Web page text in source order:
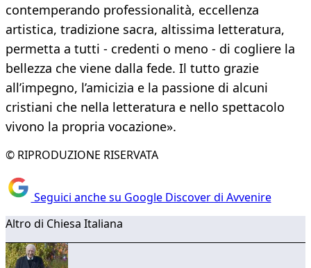
contemperando professionalità, eccellenza
artistica, tradizione sacra, altissima letteratura,
permetta a tutti - credenti o meno - di cogliere la
bellezza che viene dalla fede. Il tutto grazie
all’impegno, l’amicizia e la passione di alcuni
cristiani che nella letteratura e nello spettacolo
vivono la propria vocazione».
© RIPRODUZIONE RISERVATA
Seguici anche su Google Discover di Avvenire
Altro di Chiesa Italiana